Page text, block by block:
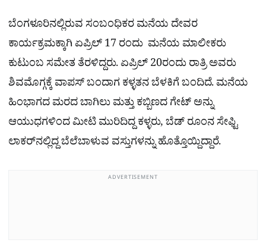
ಬೆಂಗಳೂರಿನಲ್ಲಿರುವ ಸಂಬಂಧಿಕರ ಮನೆಯ ದೇವರ
ಕಾರ್ಯಕ್ರಮಕ್ಕಾಗಿ ಏಪ್ರಿಲ್ 17 ರಂದು ಮನೆಯ ಮಾಲೀಕರು
ಕುಟುಂಬ ಸಮೇತ ತೆರಳಿದ್ದರು. ಏಪ್ರಿಲ್ 20ರಂದು ರಾತ್ರಿ ಅವರು
ಶಿವಮೊಗ್ಗಕ್ಕೆ ವಾಪಸ್ ಬಂದಾಗ ಕಳ್ಳತನ ಬೆಳಕಿಗೆ ಬಂದಿದೆ. ಮನೆಯ
ಹಿಂಭಾಗದ ಮರದ ಬಾಗಿಲು ಮತ್ತು ಕಬ್ಬಿಣದ ಗೇಟ್ ಅನ್ನು
ಆಯುಧಗಳಿಂದ ಮೀಟಿ ಮುರಿದಿದ್ದ ಕಳ್ಳರು, ಬೆಡ್ ರೂಂನ ಸೇಫ್ಟಿ
ಲಾಕರ್‌ನಲ್ಲಿದ್ದ ಬೆಲೆಬಾಳುವ ವಸ್ತುಗಳನ್ನು ಹೊತ್ತೊಯ್ದಿದ್ದಾರೆ.
ADVERTISEMENT